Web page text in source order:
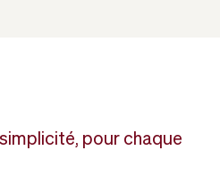
pour chaque